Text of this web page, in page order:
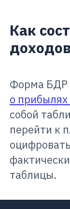
Как
Форма БДР
о
собой
перейти к
таблицы.